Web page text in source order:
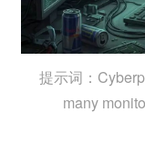
提示词：
many